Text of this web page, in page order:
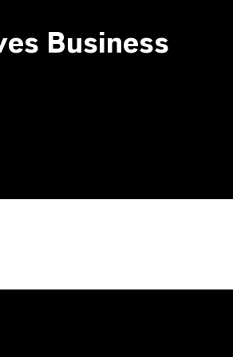
Business